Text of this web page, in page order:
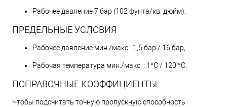
Рабочее давление 7 бар (102 фунта/кв. дюйм).
ПРЕДЕЛЬНЫЕ УСЛОВИЯ
Рабочее давление мин./макс.: 1,5 бар / 16 бар;
Рабочая температура мин./макс. : 1°C / 120 °C.
ПОПРАВОЧНЫЕ КОЭФФИЦИЕНТЫ
Чтобы подсчитать точную пропускную способность